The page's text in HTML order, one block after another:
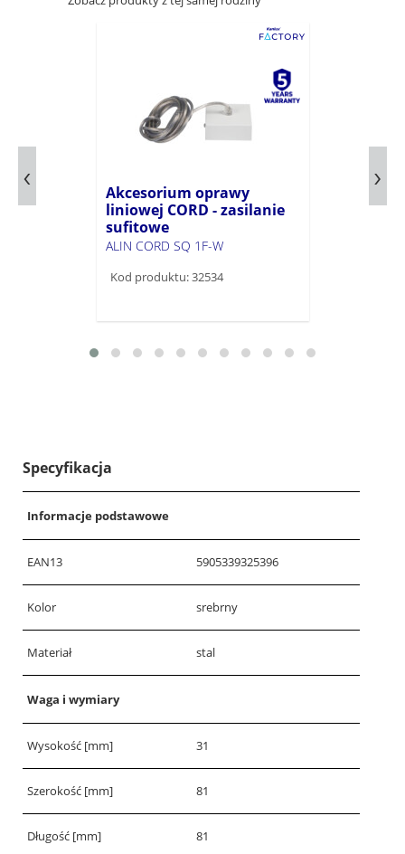
Akcesorium oprawy
liniowej CORD - zasilanie
sufitowe
ALIN CORD SQ 1F-W
Kod produktu: 32534
Specyfikacja
Informacje podstawowe
EAN13 5905339325396
Kolor srebrny
Materiał stal
Waga i wymiary
Wysokość [mm] 31
Szerokość [mm] 81
Długość [mm] 81